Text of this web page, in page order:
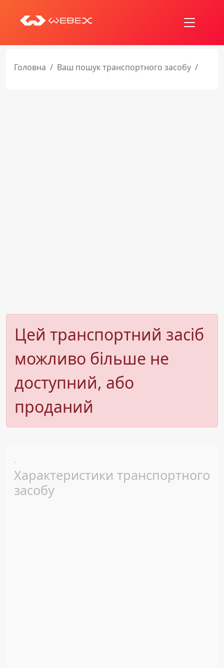
Головна Ваш пошук транспортного засобу
Цей транспортний засіб
можливо більше не
доступний, або
проданий
-
Характеристики транспортного
засобу